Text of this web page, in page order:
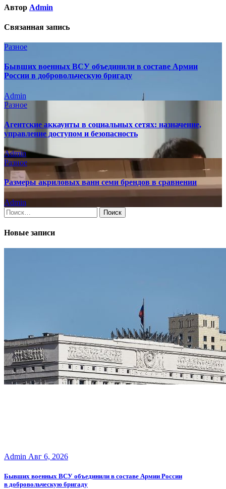
Автор Admin
Связанная запись
Разное
Бывших военных ВСУ объединили в составе Армии
России в добровольческую бригаду
Admin
Разное
Агентские аккаунты в социальных сетях: назначение,
управление доступом и безопасность
Admin
Разное
Размеры акриловых ванн семи брендов в сравнении
Admin
Найти:
Новые записи
Admin Авг 6, 2026
Бывших военных ВСУ объединили в составе Армии России
в добровольческую бригаду